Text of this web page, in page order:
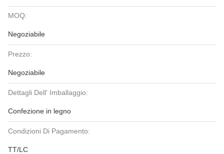
MOQ:
Negoziabile
Prezzo:
Negoziabile
Dettagli Dell' Imballaggio:
Confezione in legno
Condizioni Di Pagamento:
TT/LC